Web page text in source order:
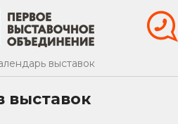
выставок
выставок